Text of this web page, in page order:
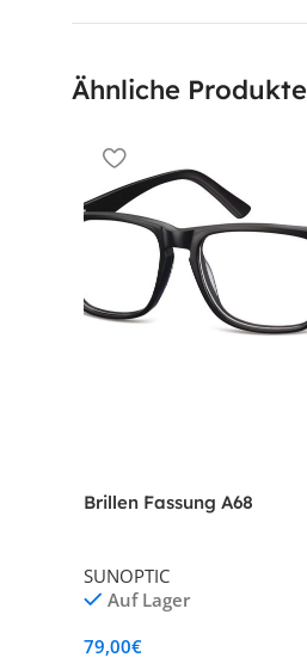
Ähnliche Produkte
Brillen Fassung A68
SUNOPTIC
Auf Lager
79,00€